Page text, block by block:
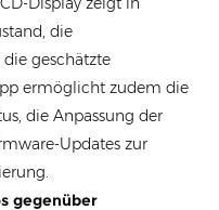
die
geschätzte
ermöglicht zudem die
die Anpassung der
Updates zur
gegenüber